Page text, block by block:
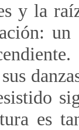
y la
un
es